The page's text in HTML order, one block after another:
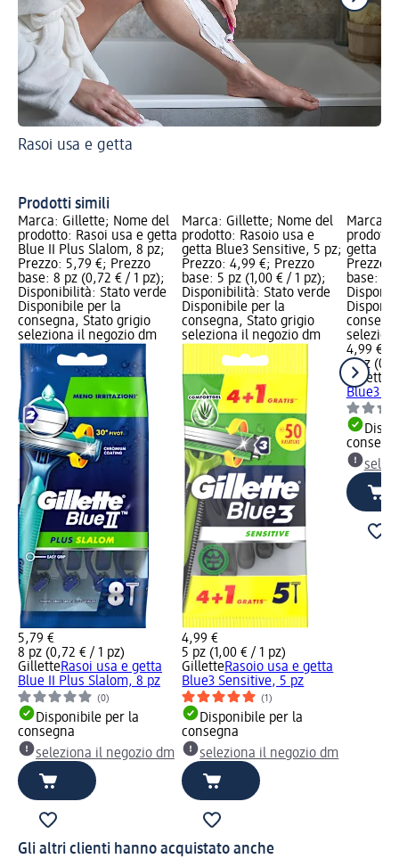
Rasoi usa e getta
Prodotti simili
Marca: Gillette; Nome del
prodotto: Rasoi usa e getta
Blue II Plus Slalom, 8 pz;
Prezzo: 5,79 €; Prezzo
base: 8 pz (0,72 € / 1 pz);
Disponibilità: Stato verde
Disponibile per la
consegna, Stato grigio
seleziona il negozio dm
5,79 €
8 pz (0,72 € / 1 pz)
GilletteRasoi usa e getta
Blue II Plus Slalom, 8 pz
(0)
Disponibile per la
consegna
seleziona il negozio dm
Marca: Gillette; Nome del
prodotto: Rasoio usa e
getta Blue3 Sensitive, 5 pz;
Prezzo: 4,99 €; Prezzo
base: 5 pz (1,00 € / 1 pz);
Disponibilità: Stato verde
Disponibile per la
consegna, Stato grigio
seleziona il negozio dm
4,99 €
5 pz (1,00 € / 1 pz)
GilletteRasoio usa e getta
Blue3 Sensitive, 5 pz
(1)
Disponibile per la
consegna
seleziona il negozio dm
Marca:
getta
Prezzo:
base: 6
4,99 €
6 pz
Gillette
Blue3
Gli altri clienti hanno acquistato anche